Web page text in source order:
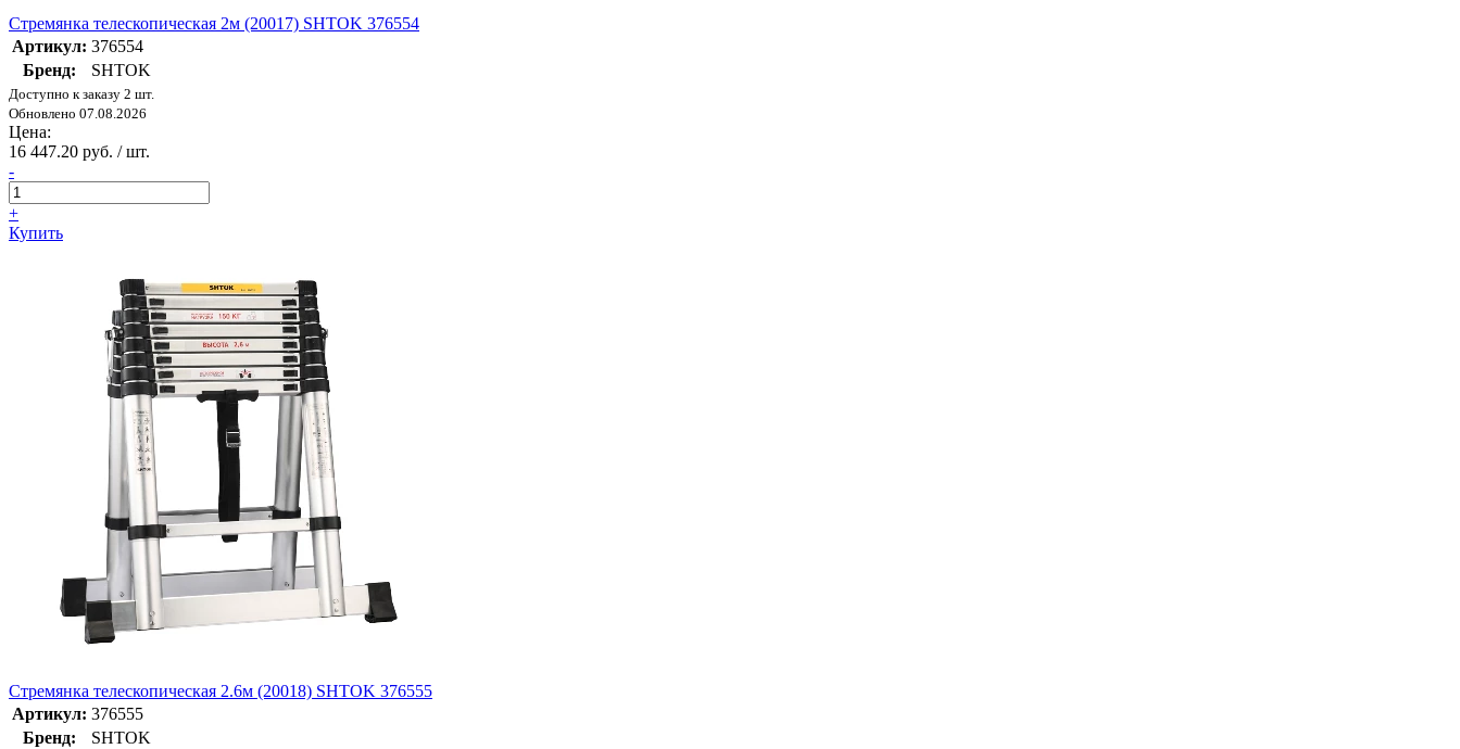
Стремянка телескопическая 2м (20017) SHTOK 376554
Артикул: 376554
Бренд:
SHTOK
Доступно к заказу 2 шт.
Обновлено 07.08.2026
Цена:
16 447.20 руб. / шт.
-
+
Купить
Стремянка телескопическая 2.6м (20018) SHTOK 376555
Артикул: 376555
Бренд:
SHTOK